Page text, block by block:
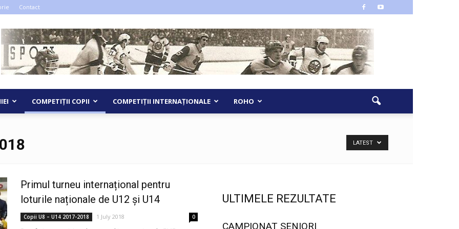
Contact
COMPETIȚII COPII COMPETIȚII INTERNAȚIONALE ROHO
LATEST
Primul turneu internațional pentru
loturile naționale de U12 și U14
Copii U8 – U14 2017-2018 1 July 2018 0
ULTIMELE REZULTATE
CAMPIONAT SENIORI